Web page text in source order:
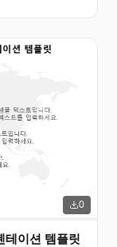
0
테이션 템플릿